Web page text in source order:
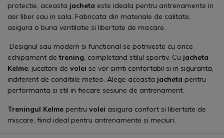
protectie, aceasta jacheta este ideala pentru antrenamente in
aer liber sau in sala. Fabricata din materiale de calitate,
asigura o buna ventilatie si libertate de miscare.
Designul sau modern si functional se potriveste cu orice
echipament detrening, completand stilul sportiv. Cu jacheta
Kelme, jucatorii de volei se vor simti confortabil si in siguranta,
indiferent de conditiile meteo. Alege aceasta jacheta pentru
performanta si stil in fiecare sesiune de antrenament.
Treningul Kelme pentru volei asigura confort si libertate de
miscare, fiind ideal pentru antrenamente si meciuri.